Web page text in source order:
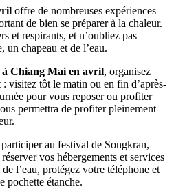
offre de nombreuses expériences
de bien se préparer à la chaleur.
et respirants, et n’oubliez pas
un chapeau et de l’eau.
à Chiang Mai en avril, organisez
visitez tôt le matin ou en fin d’après-
pour vous reposer ou profiter
permettra de profiter pleinement
au festival de Songkran,
vos hébergements et services
l’eau, protégez votre téléphone et
pochette étanche.